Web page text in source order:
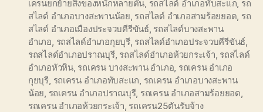
เครนยกย้ายสิ่งของหนักหลายตัน รถสไลด์ อำเภอทับสะแก รถ
สไลด์ อำเภอบางสะพานน้อย รถสไลด์ อำเภอสามร้อยยอด รถ
สไลด์ อำเภอเมืองประจวบคีรีขันธ์, รถสไลด์บางสะพาน
อำเภอ รถสไลด์อำเภอกุยบุรี, รถสไลด์อำเภอประจวบคีรีขันธ์
รถสไลด์อำเภอปราณบุรี, รถสไลด์อำเภอห้วยกระเจ้า รถสไลด์
อำเภอหัวหิน, รถเครน บางสะพาน อำเภอ รถเครน อำเภอ
กุยบุรี รถเครน อำเภอทับสะแก รถเครน อำเภอบางสะพาน
น้อย รถเครน อำเภอปราณบุรี, รถเครน อำเภอสามร้อยยอด
รถเครน อำเภอห้วยกระเจ้า รถเครน25ตันรับจ้าง